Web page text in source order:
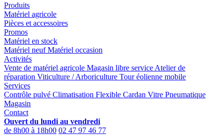
Produits
Matériel agricole
Pièces et accessoires
Promos
Matériel en stock
Matériel neufMatériel occasion
Activités
Vente de matériel agricole Magasin libre service Atelier de
réparation Viticulture / Arboriculture Tour éolienne mobile
Services
Contrôle pulvé Climatisation Flexible Cardan Vitre Pneumatique
Magasin
Contact
Ouvert du lundi au vendredi
de 8h00 à 18h00 02 47 97 46 77